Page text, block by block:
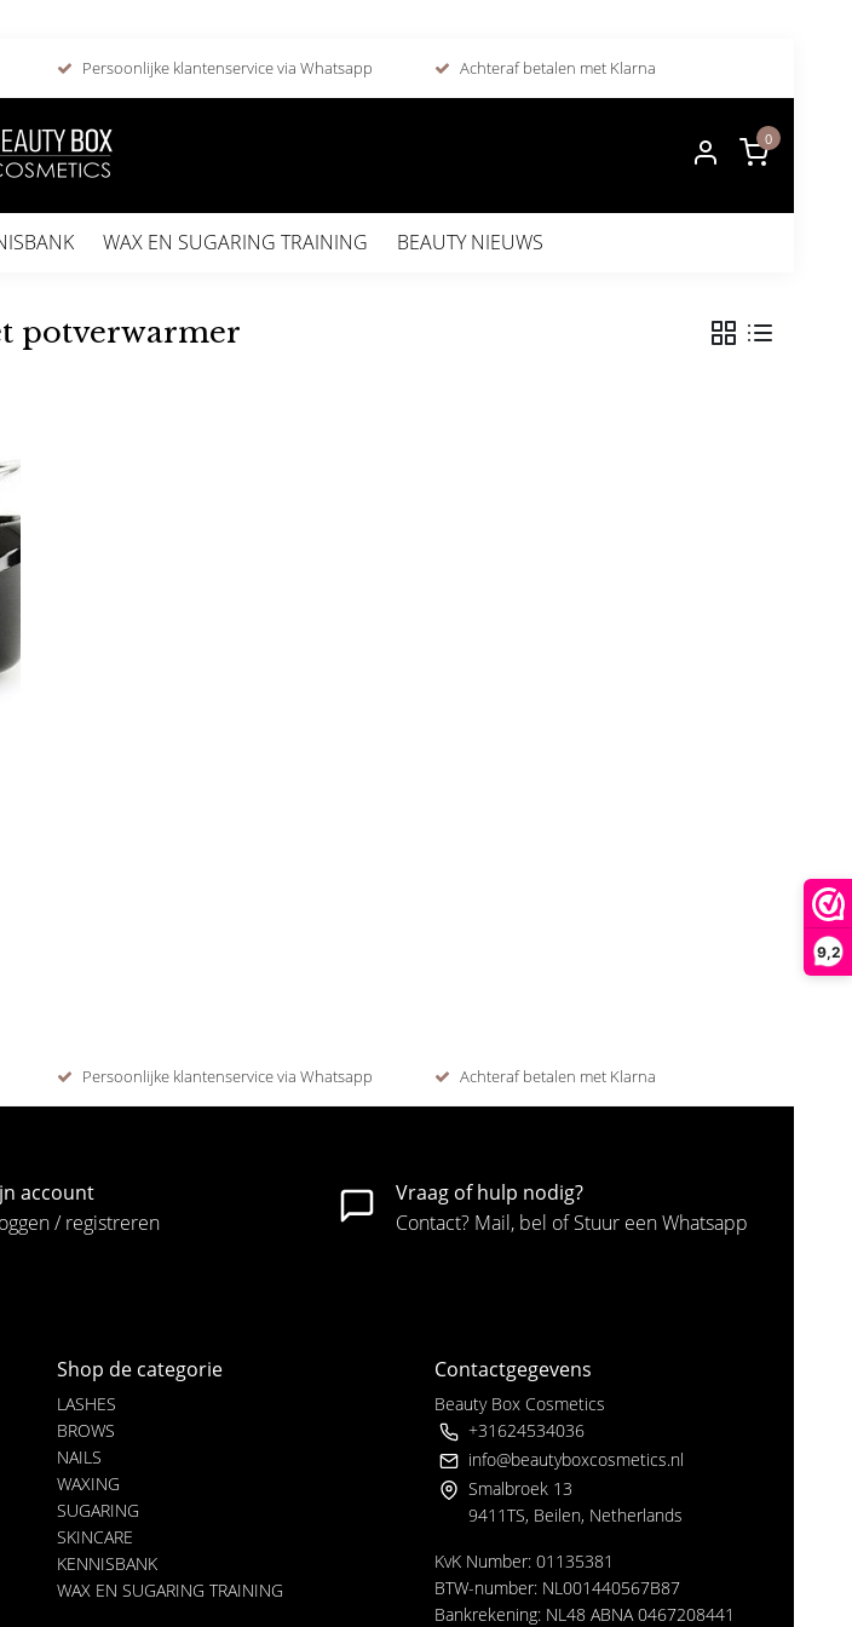
9,2
Persoonlijke klantenservice via Whatsapp Achteraf betalen met Klarna
0
WAX EN SUGARING TRAINING BEAUTY NIEUWS
potverwarmer
Persoonlijke klantenservice via Whatsapp Achteraf betalen met Klarna
account
/ registreren
Vraag of hulp nodig?
Contact? Mail, bel of Stuur een Whatsapp
Shop de categorie
LASHES
BROWS
NAILS
WAXING
SUGARING
SKINCARE
KENNISBANK
WAX EN SUGARING TRAINING
Contactgegevens
Beauty Box Cosmetics
+31624534036
info@beautyboxcosmetics.nl
Smalbroek 13
9411TS, Beilen, Netherlands
KvK Number: 01135381
BTW-number: NL001440567B87
Bankrekening: NL48 ABNA 0467208441